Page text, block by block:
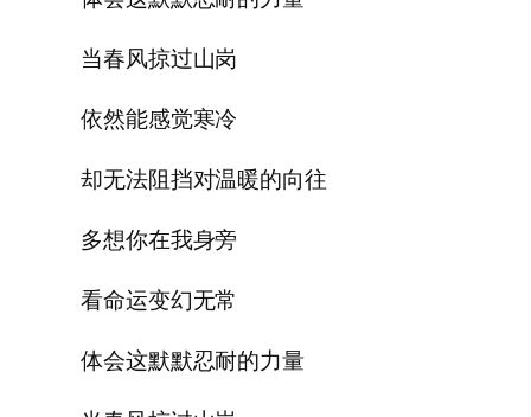
当春风掠过山岗
依然能感觉寒冷
却无法阻挡对温暖的向往
多想你在我身旁
看命运变幻无常
体会这默默忍耐的力量